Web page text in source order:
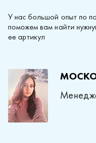
У нас большой опыт по
поможем вам найти
ее артикул